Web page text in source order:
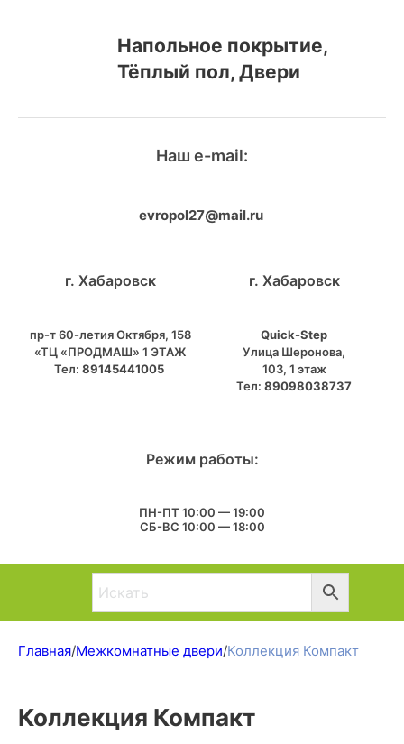
Напольное покрытие,
Тёплый пол, Двери
Наш e-mail:
evropol27@mail.ru
г. Хабаровск
пр-т 60-летия Октября, 158
«ТЦ «ПРОДМАШ» 1 ЭТАЖ
Тел: 89145441005
г. Хабаровск
Quick-Step
​Улица Шеронова,
103, ​1 этаж
Тел: 89098038737
Режим работы:
ПН-ПТ 10:00 — 19:00
СБ-ВС 10:00 — 18:00
Главная/Межкомнатные двери/Коллекция Компакт
Коллекция Компакт